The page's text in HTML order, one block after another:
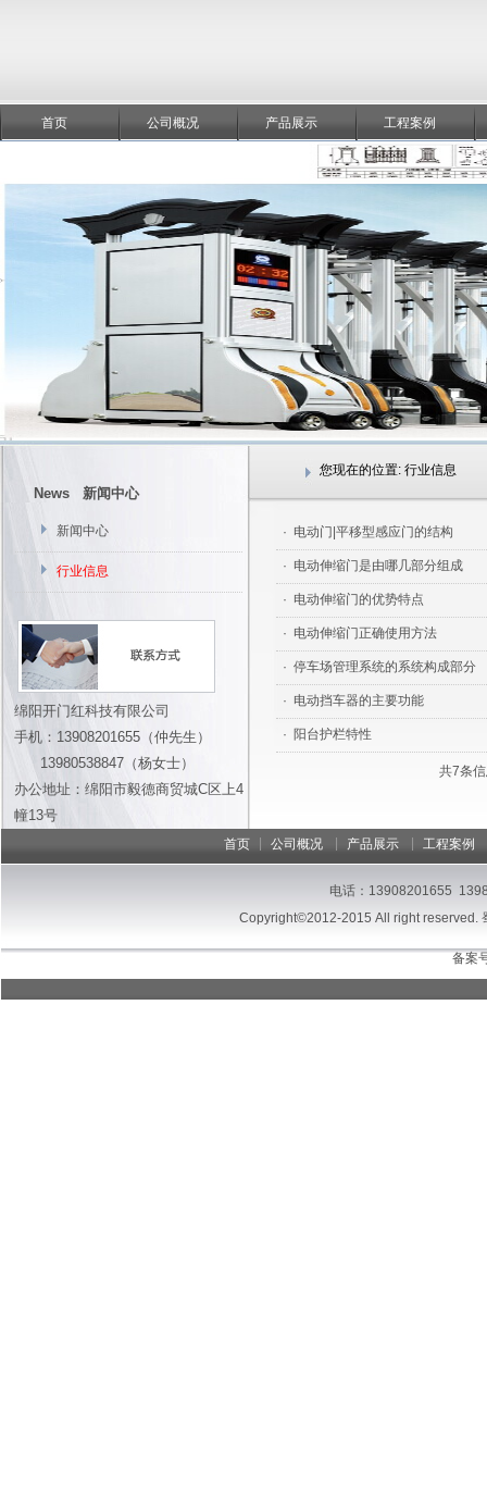
首页 公司概况 产品展示 工程案例
News 新闻中心
新闻中心
行业信息
绵阳开门红科技有限公司
手机：13908201655（仲先生）
13980538847（杨女士）
办公地址：绵阳市毅德商贸城C区上4
幢13号
您现在的位置: 行业信息
· 电动门|平移型感应门的结构
· 电动伸缩门是由哪几部分组成
· 电动伸缩门的优势特点
· 电动伸缩门正确使用方法
· 停车场管理系统的系统构成部分
· 电动挡车器的主要功能
· 阳台护栏特性
共7条
首页 公司概况 产品展示 工程案例
电话：13908201655
Copyright©2012-2015 All right reserved.
备案